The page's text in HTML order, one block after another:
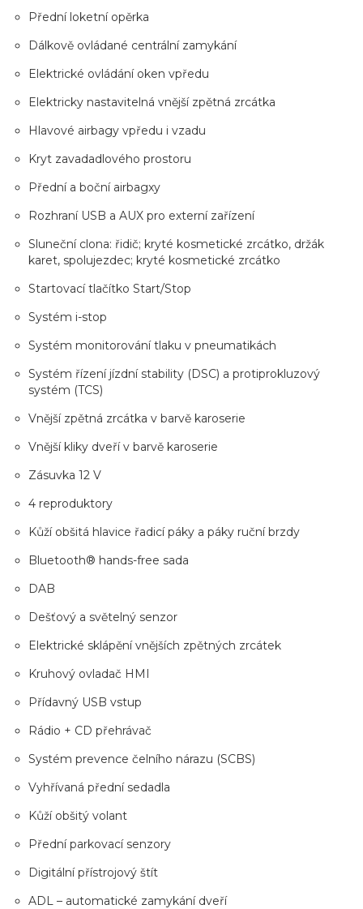
Přední loketní opěrka
Dálkově ovládané centrální zamykání
Elektrické ovládání oken vpředu
Elektricky nastavitelná vnější zpětná zrcátka
Hlavové airbagy vpředu i vzadu
Kryt zavadadlového prostoru
Přední a boční airbagxy
Rozhraní USB a AUX pro externí zařízení
Sluneční clona: řidič; kryté kosmetické zrcátko, držák
karet, spolujezdec; kryté kosmetické zrcátko
Startovací tlačítko Start/Stop
Systém i-stop
Systém monitorování tlaku v pneumatikách
Systém řízení jízdní stability (DSC) a protiprokluzový
systém (TCS)
Vnější zpětná zrcátka v barvě karoserie
Vnější kliky dveří v barvě karoserie
Zásuvka 12 V
4 reproduktory
Kůží obšitá hlavice řadicí páky a páky ruční brzdy
Bluetooth® hands-free sada
DAB
Dešťový a světelný senzor
Elektrické sklápění vnějších zpětných zrcátek
Kruhový ovladač HMI
Přídavný USB vstup
Rádio + CD přehrávač
Systém prevence čelního nárazu (SCBS)
Vyhřívaná přední sedadla
Kůží obšitý volant
Přední parkovací senzory
Digitální přístrojový štít
ADL – automatické zamykání dveří